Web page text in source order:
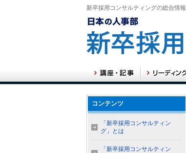
新卒採用コンサルティングの総合情報
コンテンツ
「新卒採用コンサルティン
グ」とは
「新卒採用コンサルティン